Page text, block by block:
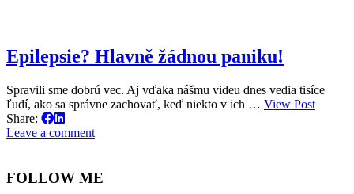
Epilepsie? Hlavně žádnou paniku!
Spravili sme dobrú vec. Aj vďaka nášmu videu dnes vedia tisíce
ľudí, ako sa správne zachovať, keď niekto v ich … View Post
Share:
Leave a comment
FOLLOW ME